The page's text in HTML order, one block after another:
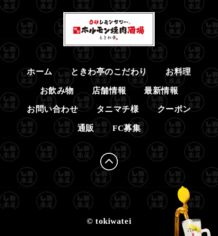
ホーム ときわ亭のこだわり お料理
お飲み物 店舗情報 最新情報
お問い合わせ タニマチ様 クーポン
通販 FC募集
© tokiwatei